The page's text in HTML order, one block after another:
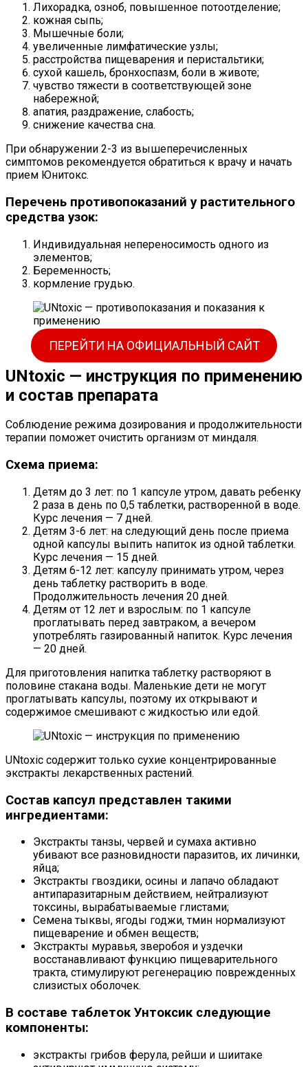
Лихорадка, озноб, повышенное потоотделение;
кожная сыпь;
Мышечные боли;
увеличенные лимфатические узлы;
расстройства пищеварения и перистальтики;
сухой кашель, бронхоспазм, боли в животе;
чувство тяжести в соответствующей зоне
набережной;
апатия, раздражение, слабость;
снижение качества сна.
При обнаружении 2-3 из вышеперечисленных
симптомов рекомендуется обратиться к врачу и начать
прием Юнитокс.
Перечень противопоказаний у растительного
средства узок:
Индивидуальная непереносимость одного из
элементов;
Беременность;
кормление грудью.
ПЕРЕЙТИ НА ОФИЦИАЛЬНЫЙ САЙТ
UNtoxic — инструкция по применению
и состав препарата
Соблюдение режима дозирования и продолжительности
терапии поможет очистить организм от миндаля.
Схема приема:
Детям до 3 лет: по 1 капсуле утром, давать ребенку
2 раза в день по 0,5 таблетки, растворенной в воде.
Курс лечения — 7 дней.
Детям 3-6 лет: на следующий день после приема
одной капсулы выпить напиток из одной таблетки.
Курс лечения — 15 дней.
Детям 6-12 лет: капсулу принимать утром, через
день таблетку растворить в воде.
Продолжительность лечения 20 дней.
Детям от 12 лет и взрослым: по 1 капсуле
проглатывать перед завтраком, а вечером
употреблять газированный напиток. Курс лечения
— 20 дней.
Для приготовления напитка таблетку растворяют в
половине стакана воды. Маленькие дети не могут
проглатывать капсулы, поэтому их открывают и
содержимое смешивают с жидкостью или едой.
UNtoxic содержит только сухие концентрированные
экстракты лекарственных растений.
Состав капсул представлен такими
ингредиентами:
Экстракты танзы, червей и сумаха активно
убивают все разновидности паразитов, их личинки,
яйца;
Экстракты гвоздики, осины и лапачо обладают
антипаразитарным действием, нейтрализуют
токсины, вырабатываемые глистами;
Семена тыквы, ягоды годжи, тмин нормализуют
пищеварение и обмен веществ;
Экстракты муравья, зверобоя и уздечки
восстанавливают функцию пищеварительного
тракта, стимулируют регенерацию поврежденных
слизистых оболочек.
В составе таблеток Унтоксик следующие
компоненты:
экстракты грибов ферула, рейши и шиитаке